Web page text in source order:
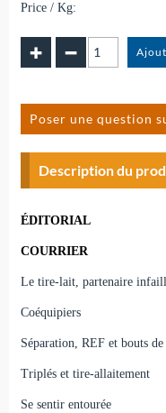
Price / Kg:
Poser une question
Description du
ÉDITORIAL
COURRIER
Le tire-lait, partenaire
Coéquipiers
Séparation, REF et bouts de
Triplés et tire-allaitement
Se sentir entourée